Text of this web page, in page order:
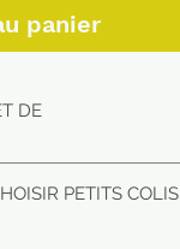
panier
DE
de chez vous.
PETITS COLIS